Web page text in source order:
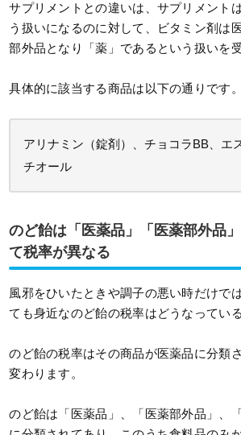
サプリメントとの違いは、サプリメント
う扱いになるのに対して、ビタミン剤は
部外品となり「薬」であるという扱いを
具体的に該当する商品は以下の通りです。
アリナミン（錠剤）、チョコラBB、エ
チオール
のど飴は「医薬品」「医薬部外品
て税率が異なる
風邪をひいたときや調子の悪い時だけで
ても身近なのど飴の税率はどうなってい
のど飴の税率はその商品が医薬品に分類
変わります。
のど飴は「医薬品」、「医薬部外品」、